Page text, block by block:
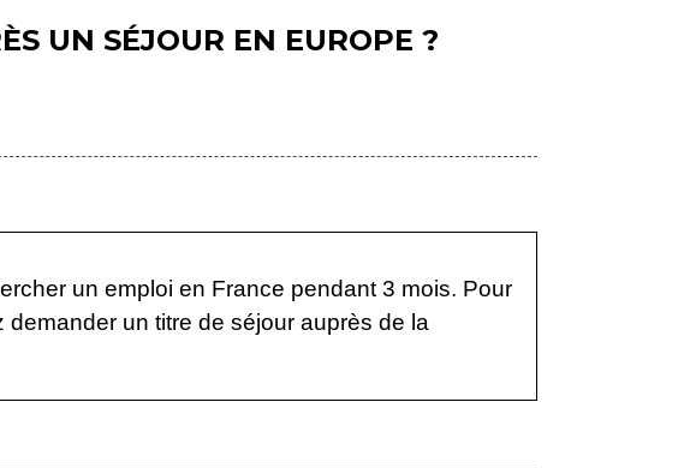
UN SÉJOUR EN EUROPE ?
un emploi en France pendant 3 mois. Pour
un titre de séjour auprès de la